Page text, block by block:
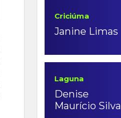
Criciúma
Janine Limas
Laguna
Denise
Maurício Silva